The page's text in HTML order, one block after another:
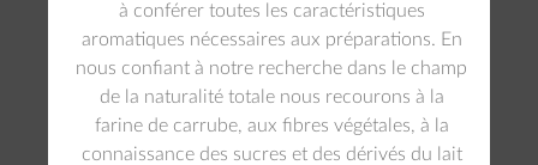
à conférer toutes les caractéristiques
aromatiques nécessaires aux préparations. En
nous confiant à notre recherche dans le champ
de la naturalité totale nous recourons à la
farine de carrube, aux fibres végétales, à la
connaissance des sucres et des dérivés du lait